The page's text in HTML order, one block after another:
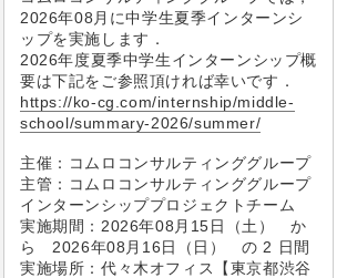
2026年08月に中学生夏季インターンシ
ップを実施します．
2026年度夏季中学生インターンシップ概
要は下記をご参照頂ければ幸いです．
https://ko-cg.com/internship/middle-
school/summary-2026/summer/
主催：コムロコンサルティンググループ
主管：コムロコンサルティンググループ
インターンシッププロジェクトチーム
実施期間：2026年08月15日（土） か
ら 2026年08月16日（日） の 2 日間
実施場所：代々木オフィス【東京都渋谷